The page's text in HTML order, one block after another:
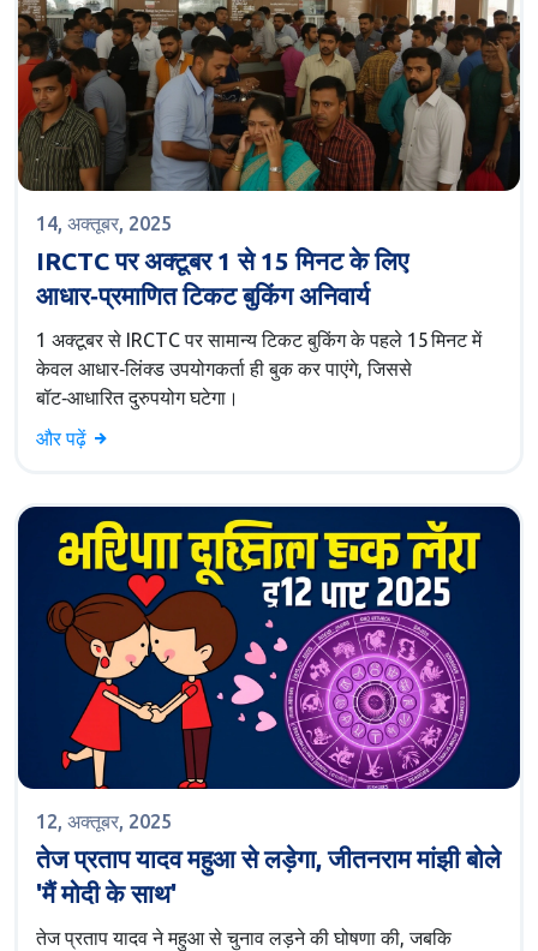
14, अक्तूबर, 2025
IRCTC पर अक्टूबर 1 से 15 मिनट के लिए
आधार‑प्रमाणित टिकट बुकिंग अनिवार्य
1 अक्टूबर से IRCTC पर सामान्य टिकट बुकिंग के पहले 15 मिनट में
केवल आधार‑लिंक्ड उपयोगकर्ता ही बुक कर पाएंगे, जिससे
बॉट‑आधारित दुरुपयोग घटेगा।
और पढ़ें
12, अक्तूबर, 2025
तेज प्रताप यादव महुआ से लड़ेगा, जीतनराम मांझी बोले
'मैं मोदी के साथ'
तेज प्रताप यादव ने महुआ से चुनाव लड़ने की घोषणा की, जबकि